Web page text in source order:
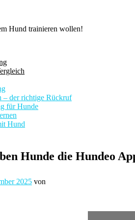
Hund trainieren wollen!
– der richtige Rückruf
für Hunde
Hund
Hunde die Hundeo
2025 von